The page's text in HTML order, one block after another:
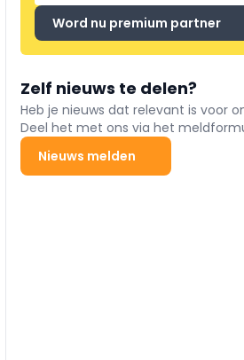
Word nu premium partner
Zelf nieuws te delen?
Heb je nieuws dat relevant is voor
Deel het met ons via het
Nieuws melden